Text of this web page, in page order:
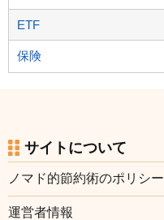
ETF
保険
サイトについて
ノマド的節約術のポリシー
運営者情報